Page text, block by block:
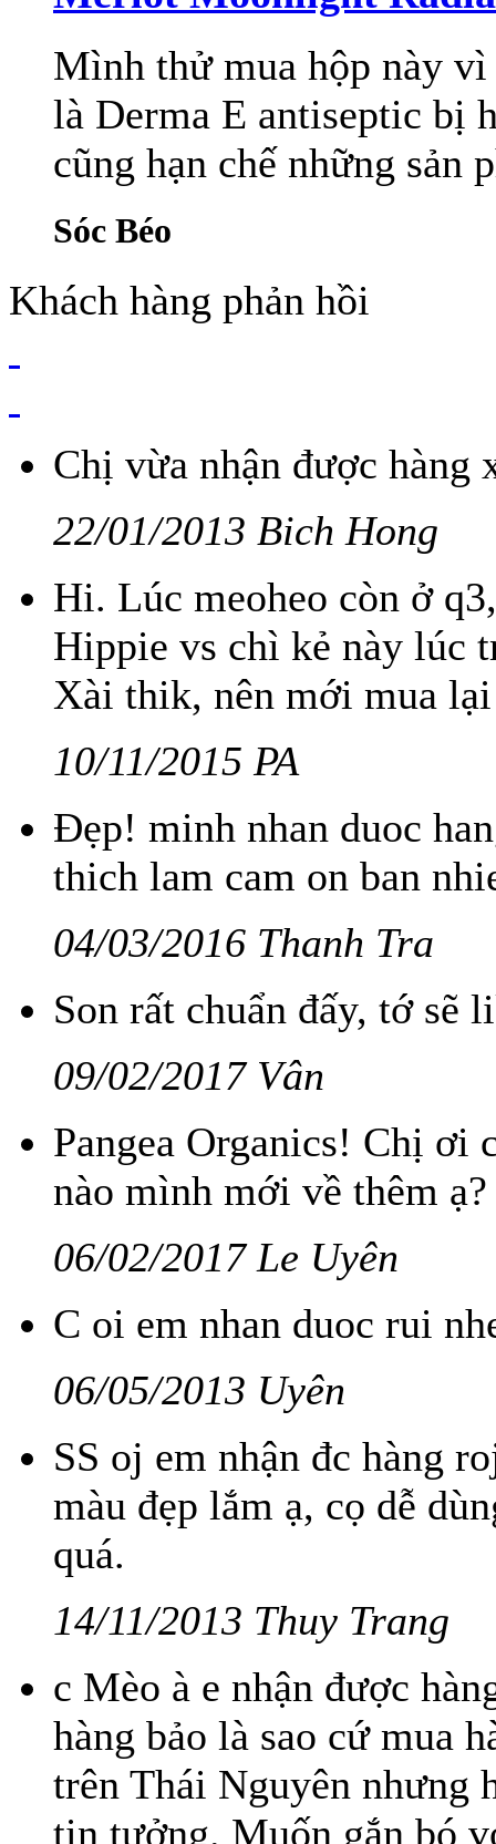
Mình thử mua hộp này
là Derma E antiseptic bị
cũng hạn chế những sản
Sóc Béo
Khách hàng phản hồi
Chị vừa nhận được hàng
22/01/2013 Bich Hong
Hi. Lúc meoheo còn ở
Hippie vs chì kẻ này lúc
Xài thik, nên mới mua
10/11/2015 PA
Đẹp! minh nhan duoc
thich lam cam on ban
04/03/2016 Thanh Tra
Son rất chuẩn đấy, tớ sẽ
09/02/2017 Vân
Pangea Organics! Chị ơi
nào mình mới về thêm
06/02/2017 Le Uyên
C oi em nhan duoc rui
06/05/2013 Uyên
SS oj em nhận đc hàng
màu đẹp lắm ạ, cọ dễ
quá.
14/11/2013 Thuy Trang
c Mèo à e nhận được
hàng bảo là sao cứ mua
trên Thái Nguyên nhưng
tin tưởng. Muốn gắn bó